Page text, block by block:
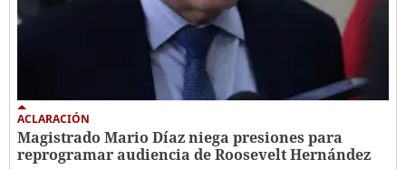
ACLARACIÓN
Magistrado Mario Díaz niega presiones para
reprogramar audiencia de Roosevelt Hernández